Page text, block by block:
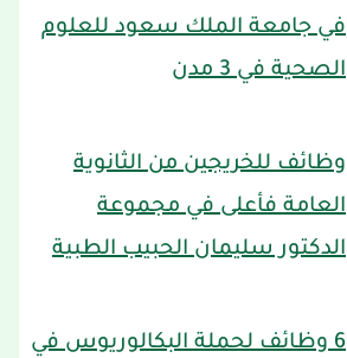
في جامعة الملك سعود للعلوم
الصحية في 3 مدن
وظائف للخريجين من الثانوية
العامة فأعلى في مجموعة
الدكتور سليمان الحبيب الطبية
6 وظائف لحملة البكالوريوس في